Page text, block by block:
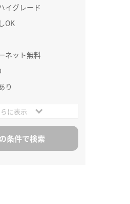
イグレード
OK
ネット無料
り
に表示